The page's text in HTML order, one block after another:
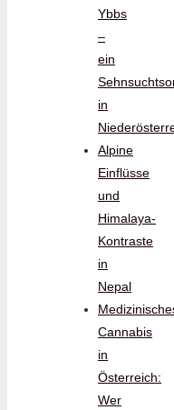
Ybbs
–
ein
in
Alpine
Einflüsse
und
Himalaya-
Kontraste
in
Nepal
Cannabis
in
Österreich:
Wer